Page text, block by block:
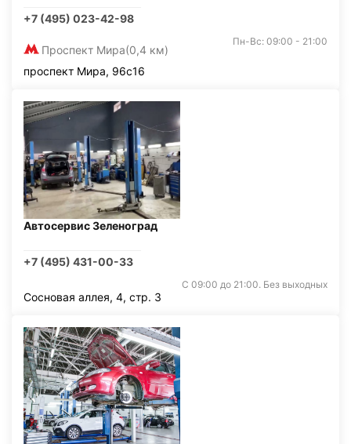
+7 (495) 023-42-98
Проспект Мира(0,4 км)
Пн-Вс: 09:00 - 21:00
проспект Мира, 96с16
Автосервис Зеленоград
+7 (495) 431-00-33
С 09:00 до 21:00. Без выходных
Сосновая аллея, 4, стр. 3